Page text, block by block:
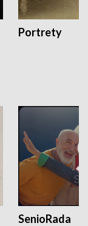
Portrety
SenioRada